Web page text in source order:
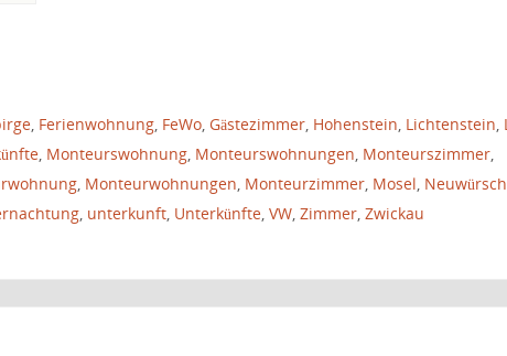
, Ferienwohnung, FeWo, Gästezimmer, Hohenstein, Lichtenstein,
, Monteurswohnung, Monteurswohnungen, Monteurszimmer,
, Monteurwohnungen, Monteurzimmer, Mosel,
, unterkunft, Unterkünfte, VW, Zimmer, Zwickau